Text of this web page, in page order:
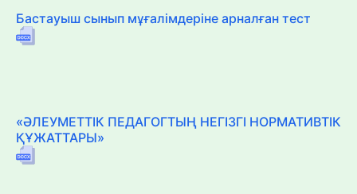
Бастауыш сынып мұғалімдеріне арналған тест
«ӘЛЕУМЕТТІК ПЕДАГОГТЫҢ НЕГІЗГІ НОРМАТИВТІК
ҚҰЖАТТАРЫ»